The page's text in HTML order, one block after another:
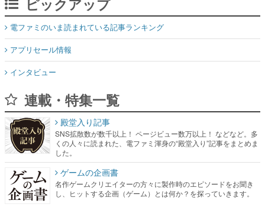
ピックアップ
電ファミのいま読まれている記事ランキング
アプリセール情報
インタビュー
連載・特集一覧
殿堂入り記事
SNS拡散数が数千以上！ ページビュー数万以上！ などなど。多
くの人々に読まれた、電ファミ渾身の“殿堂入り”記事をまとめま
した。
ゲームの企画書
名作ゲームクリエイターの方々に製作時のエピソードをお聞き
し、ヒットする企画（ゲーム）とは何か？を探っていきます。